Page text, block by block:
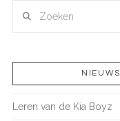
NIEUWS
Leren van de Kia Boyz